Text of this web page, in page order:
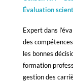
Évaluation
Expert dans
des
les bonnes
formation
gestion des